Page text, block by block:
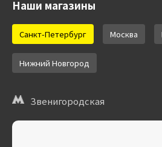
Наши магазины
Санкт-Петербург Москва
Нижний Новгород
Звенигородская